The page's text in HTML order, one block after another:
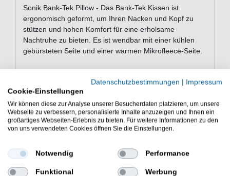
Sonik Bank-Tek Pillow - Das Bank-Tek Kissen ist
ergonomisch geformt, um Ihren Nacken und Kopf zu
stützen und hohen Komfort für eine erholsame
Nachtruhe zu bieten. Es ist wendbar mit einer kühlen
gebürsteten Seite und einer warmen Mikrofleece-Seite.
Eigenschaften von dem Sonik Bank-
Tek Pillow
Kopfkissen
Maße: 50x32x12cm
Warmer Mikrofleece auf der einen Seite für den
Winter
Kühles gebürstetes Material auf der anderen
Datenschutzbestimmungen | Impressum
Cookie-Einstellungen
Wir können diese zur Analyse unserer Besucherdaten platzieren, um unsere
Webseite zu verbessern, personalisierte Inhalte anzuzeigen und Ihnen ein
großartiges Webseiten-Erlebnis zu bieten. Für weitere Informationen zu den
von uns verwendeten Cookies öffnen Sie die Einstellungen.
Notwendig Performance
Funktional Werbung